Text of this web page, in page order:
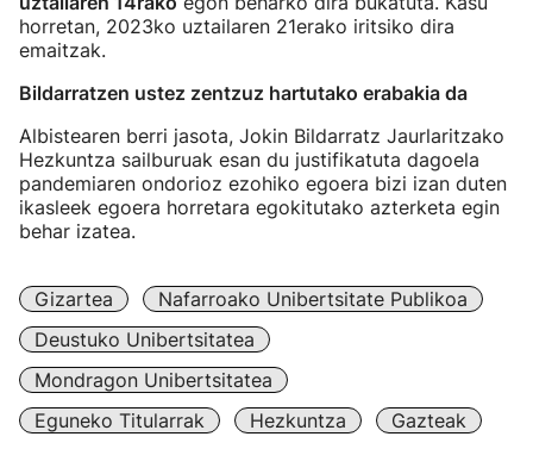
horretan, 2023ko uztailaren 21erako iritsiko dira
emaitzak.
Bildarratzen ustez zentzuz hartutako erabakia da
Albistearen berri jasota, Jokin Bildarratz Jaurlaritzako
Hezkuntza sailburuak esan du justifikatuta dagoela
pandemiaren ondorioz ezohiko egoera bizi izan duten
ikasleek egoera horretara egokitutako azterketa egin
behar izatea.
Gizartea
Nafarroako Unibertsitate Publikoa
Deustuko Unibertsitatea
Mondragon Unibertsitatea
Eguneko Titularrak
Hezkuntza Gazteak